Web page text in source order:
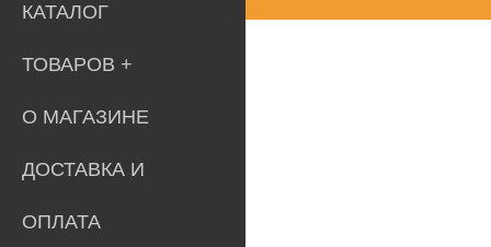
КАТАЛОГ
ТОВАРОВ
О МАГАЗИНЕ
ДОСТАВКА И
ОПЛАТА